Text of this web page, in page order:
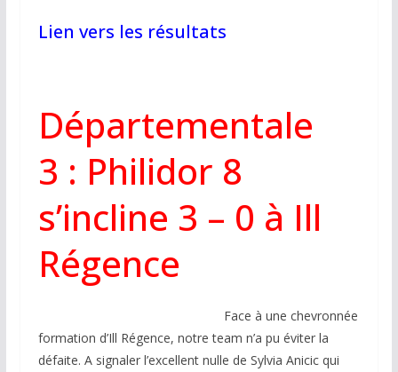
Lien vers les résultats
Départementale
3 : Philidor 8
s’incline 3 – 0 à Ill
Régence
Face à une chevronnée
formation d’Ill Régence, notre team n’a pu éviter la
défaite. A signaler l’excellent nulle de Sylvia Anicic qui